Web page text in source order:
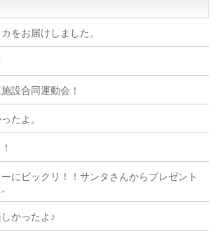
をお届けしました。
設合同運動会！
たよ。
にビックリ！！サンタさんからプレゼント
かったよ♪